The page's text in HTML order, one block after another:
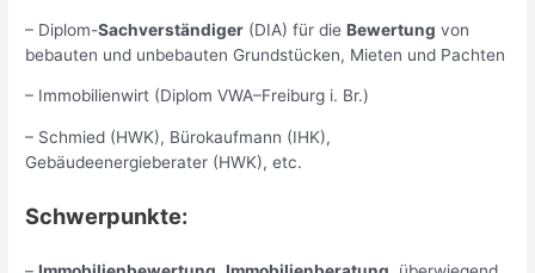
– Diplom-Sachverständiger (DIA) für dieBewertung von
bebauten und unbebauten Grundstücken, Mieten und Pachten
– Immobilienwirt (Diplom VWA–Freiburg i. Br.)
– Schmied (HWK), Bürokaufmann (IHK),
Gebäudeenergieberater (HWK), etc.
Schwerpunkte: